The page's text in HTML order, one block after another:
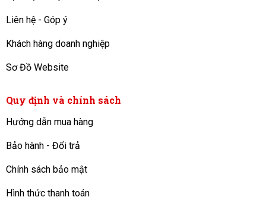
Liên hệ - Góp ý
Khách hàng doanh nghiệp
Sơ Đồ Website
Quy định và chính sách
Hướng dẫn mua hàng
Bảo hành - Đổi trả
Chính sách bảo mật
Hình thức thanh toán